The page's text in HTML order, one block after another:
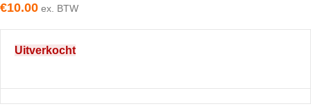
€10.00 ex. BTW
Uitverkocht